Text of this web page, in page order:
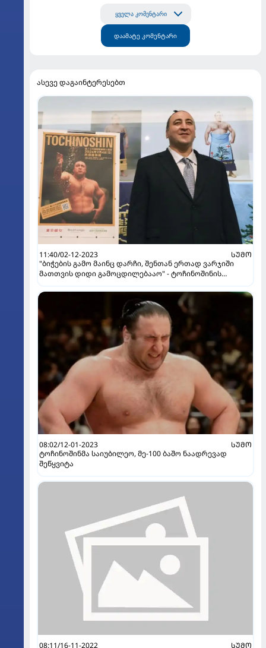
ყველა კომენტარი
დაამატე კომენტარი
ასევე დაგაინტერესებთ
11:40/02-12-2023
ᲡᲣᲛᲝ
"ბი­ჭე­ბის გამო მა­ინც დარ­ჩი, შენ­თან ერ­თად ვარ­ჯი­ში
მათ­თვის დიდი გა­მოც­დი­ლე­ბა­აო" - ტოჩინოშინის
08:02/12-01-2023
ᲡᲣᲛᲝ
ტოჩინოშინმა საიუბილეო, მე-100 ბაშო ნაადრევად
შეწყვიტა
08:11/16-11-2022 ᲡᲣᲛᲝ